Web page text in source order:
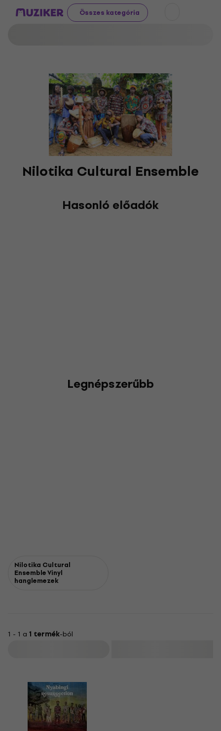
Összes kategória
Nilotika Cultural Ensemble
Hasonló előadók
Legnépszerűbb
Nilotika Cultural
Ensemble Vinyl
hanglemezek
1 - 1 a 1 termék-ból